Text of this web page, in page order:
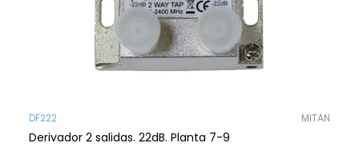
DF222 MITAN
Derivador 2 salidas. 22dB. Planta 7-9